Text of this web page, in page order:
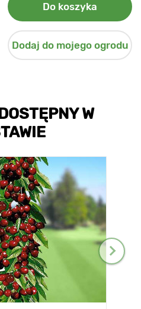
Do koszyka
Dodaj do mojego ogrodu
W